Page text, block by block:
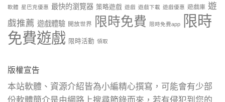
軟體 星巴克優惠 最快的瀏覽器 策略遊戲 遊戲 遊戲下載 遊戲優惠 遊戲庫 遊
戲推薦 遊戲體驗 開放世界 限時免費 限時免費app
限時
免費遊戲 限時活動 領取
版權宣告
本站軟體、資源介紹皆為小編精心撰寫，可能會有少部